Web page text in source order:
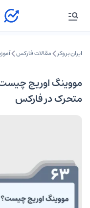
ایران بروکر مقالات فارکس
مووینگ اوریج
متحرک در فارکس